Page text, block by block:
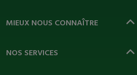
MIEUX NOUS CONNAÎTRE
NOS SERVICES